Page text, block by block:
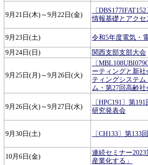
9月21日(木)～9月22日(金)
〔
情報基礎とアク
9月23日(土) 令和5年度電気・
9月24日(日) 関西支部支部大会
9月25日(月)～9月26日(火)
〔
ーティングと新
ティングシステ
ム・第27回高齢
9月26日(火)～9月27日(水)
〔HPC191〕第
研究発表会
9月30日(土) 〔CH133〕第
10月6日(金)
連続セミナー
産業化する」